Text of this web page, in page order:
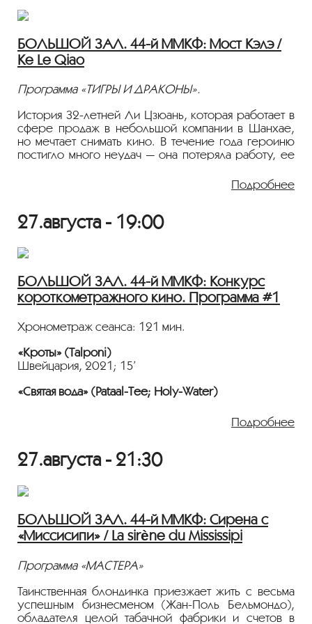
лишь свои идеалы, и ему остается только ждать, как
сложится дальнейшая судьба его бизнеса и брака.
1964, 117 мин., Мелодрама, Индия, 18+
Режиссер: Сатьяджит Рай
Сумитра Чаттерджи, Шьямал Гошал, Гитали Рой
Фильм демонстрируется на языке оригинала с
русскими субтитрами.
БОЛЬШОЙ ЗАЛ. 44-й ММКФ: Мост Кэлэ /
Ke Le Qiao
Программа «ТИГРЫ И ДРАКОНЫ».
История 32-летней Ли Цзюань, которая работает в
сфере продаж в небольшой компании в Шанхае,
но мечтает снимать кино. В течение года героиню
постигло много неудач — она потеряла работу, ее
родном городе люди ее возраста остепеняются и
заводят семьи. В канун Нового года из-за ссоры с
Цзюань, хлопнув дверью, уходит из дома...
2021, 100 мин., Драма, Китай, 18+
Режиссер: Ли Чуи
В ролях: Ли Чуи, Чжао Ган, Лян Жуйхуа, Чэнь
Сяоюн, Лян Цюин
русскими субтитрами.
Подробнее
27.августа - 19:00
БОЛЬШОЙ ЗАЛ. 44-й ММКФ: Конкурс
короткометражного кино. Программа #1
Хронометраж сеанса: 121 мин.
«Кроты» (Talponi)
Швейцария, 2021; 15’
«Святая вода» (Pataal-Tee; Holy-Water)
«Инопланетное вторжение» (Dang Wai Xing Ren Dao
Lai De Shi Hou; The Arrival of Aliens)
Китай, 2022; 15’
«Бриз» (Breeze)
Россия – Иран, 2022; 25’
«Музыка нас связала» (Musique Debout)
Франция 23'
Фильмы демонстрируются на языке оригинала с
субтитрами.
Подробнее
27.августа - 21:30
БОЛЬШОЙ ЗАЛ. 44-й ММКФ: Сирена с
«Миссисипи» / La sirène du Mississipi
Программа «МАСТЕРА»
Таинственная блондинка приезжает жить с весьма
успешным бизнесменом (Жан-Поль Бельмондо),
обладателя целой табачной фабрики и счетов в